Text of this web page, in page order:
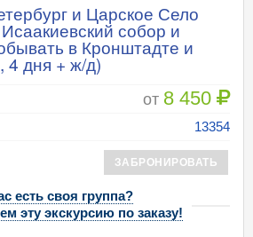
и Царское Село
собор и
в Кронштадте и
дня + ж/д)
от 8 450
13354
ЗАБРОНИРОВАТЬ
есть своя группа?
эту экскурсию по заказу!